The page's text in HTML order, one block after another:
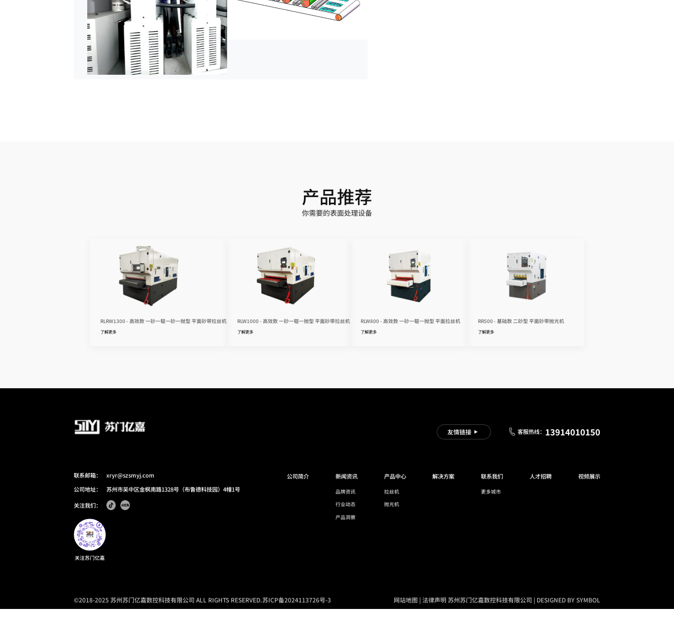
产品推荐
你需要的表面处理设备
RLRW1300 - 高效款 一砂一辊一砂一抛型 平面砂带拉丝机
了解更多
RLW1000 - 高效款 一砂一辊一抛型 平面砂带拉丝机
了解更多
RLW800 - 高效款 一砂一辊一抛型 平面拉丝机
了解更多
RR500 - 基础款 二砂型 平面砂带抛光机
了解更多
友情链接 客服热线： 13914010150
联系邮箱：
xryr@szsmyj.com
公司地址：
苏州市吴中区金枫南路1328号（布鲁德科技园）4幢1号
关注我们：
关注苏门亿嘉
公司简介 新闻资讯
品牌资讯
行业动态
产品洞察
产品中心
拉丝机
抛光机
解决方案 联系我们
更多城市
人才招聘 视频展示
©2018-2025 苏州苏门亿嘉数控科技有限公司 ALL RIGHTS RESERVED.苏ICP备2024113726号-3 网站地图 |法律声明苏州苏门亿嘉数控科技有限公司 | DESIGNED BY SYMBOL